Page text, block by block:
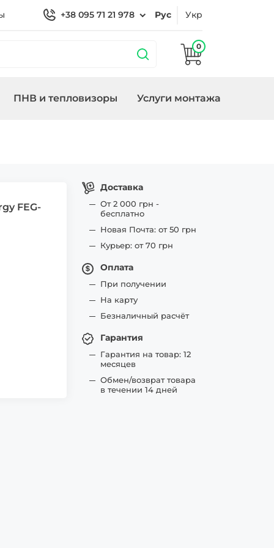
+38 095 71 21 978 Рус Укр
0
ПНВ и тепловизоры Услуги монтажа
FEG-
Доставка
От 2 000 грн -
бесплатно
Новая Почта: от 50 грн
Курьер: от 70 грн
Оплата
При получении
На карту
Безналичный расчёт
Гарантия
Гарантия на товар: 12
месяцев
Обмен/возврат товара
в течении 14 дней